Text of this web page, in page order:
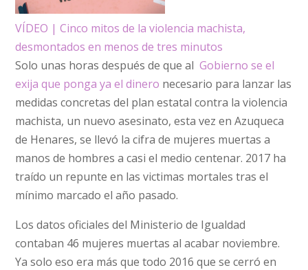
VÍDEO | Cinco mitos de la violencia machista,
desmontados en menos de tres minutos
Solo unas horas después de que al Gobierno se el
exija que ponga ya el dinero necesario para lanzar las
medidas concretas del plan estatal contra la violencia
machista, un nuevo asesinato, esta vez en Azuqueca
de Henares, se llevó la cifra de mujeres muertas a
manos de hombres a casi el medio centenar. 2017 ha
traído un repunte en las victimas mortales tras el
mínimo marcado el año pasado.
Los datos oficiales del Ministerio de Igualdad
contaban 46 mujeres muertas al acabar noviembre.
Ya solo eso era más que todo 2016 que se cerró en